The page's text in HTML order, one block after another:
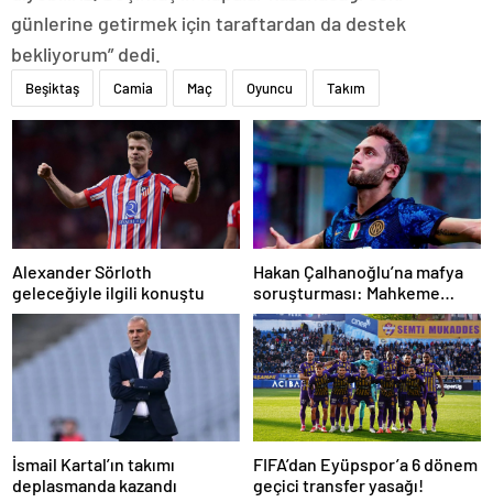
günlerine getirmek için taraftardan da destek
bekliyorum” dedi.
Beşiktaş Camia Maç Oyuncu Takım
Alexander Sörloth
geleceğiyle ilgili konuştu
Hakan Çalhanoğlu’na mafya
soruşturması: Mahkeme
cezasını açıkladı
İsmail Kartal’ın takımı
deplasmanda kazandı
FIFA’dan Eyüpspor’a 6 dönem
geçici transfer yasağı!